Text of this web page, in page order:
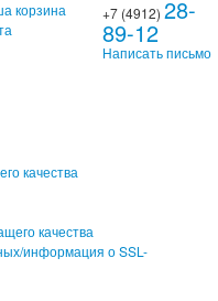
корзина
+7 (4912)28-
89-12
Написать письмо
качества
качества
информация о SSL-